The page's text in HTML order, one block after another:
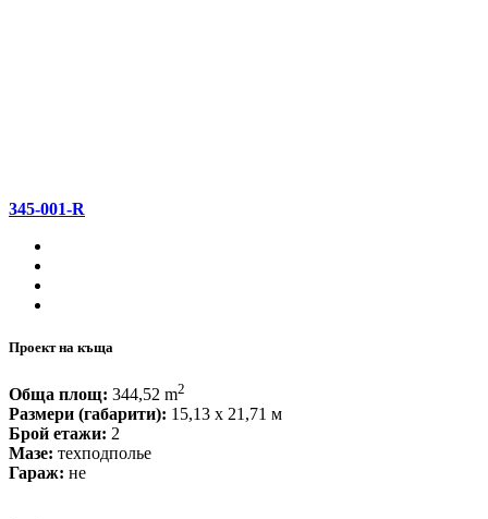
345-001-R
Проект на къща
Обща площ: 344,52 m2
Размери (габарити): 15,13 x 21,71 м
Брой етажи: 2
Мазе: техподполье
Гараж: не